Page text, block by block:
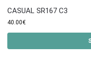
CASUAL SR167 C3
40.00€